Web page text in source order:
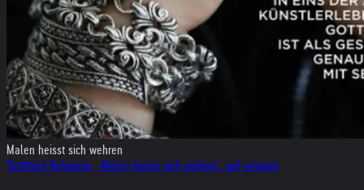
Malen heisst sich wehren
'Gottfried Helnwein - Malen heisst sich wehren', auf amazon